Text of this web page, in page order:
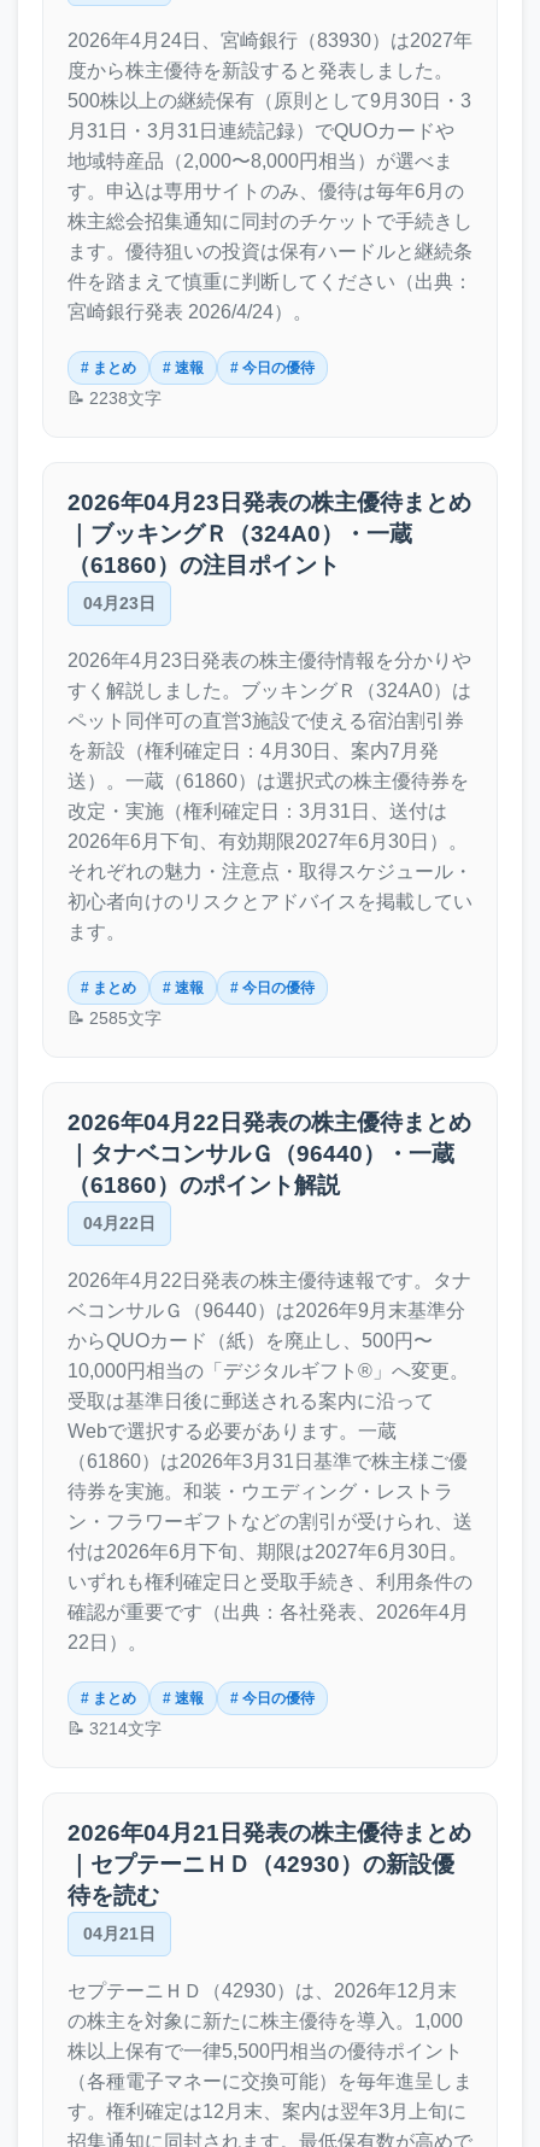
2026年4月24日、宮崎銀行（83930）は2027年
度から株主優待を新設すると発表しました。
500株以上の継続保有（原則として9月30日・3
月31日・3月31日連続記録）でQUOカードや
地域特産品（2,000〜8,000円相当）が選べま
す。申込は専用サイトのみ、優待は毎年6月の
株主総会招集通知に同封のチケットで手続きし
ます。優待狙いの投資は保有ハードルと継続条
件を踏まえて慎重に判断してください（出典：
宮崎銀行発表 2026/4/24）。
# まとめ # 速報 # 今日の優待
📝 2238文字
2026年04月23日発表の株主優待まとめ
｜ブッキングＲ（324A0）・一蔵
（61860）の注目ポイント
04月23日
2026年4月23日発表の株主優待情報を分かりや
すく解説しました。ブッキングＲ（324A0）は
ペット同伴可の直営3施設で使える宿泊割引券
を新設（権利確定日：4月30日、案内7月発
送）。一蔵（61860）は選択式の株主優待券を
改定・実施（権利確定日：3月31日、送付は
2026年6月下旬、有効期限2027年6月30日）。
それぞれの魅力・注意点・取得スケジュール・
初心者向けのリスクとアドバイスを掲載してい
ます。
# まとめ # 速報 # 今日の優待
📝 2585文字
2026年04月22日発表の株主優待まとめ
｜タナベコンサルＧ（96440）・一蔵
（61860）のポイント解説
04月22日
2026年4月22日発表の株主優待速報です。タナ
ベコンサルＧ（96440）は2026年9月末基準分
からQUOカード（紙）を廃止し、500円〜
10,000円相当の「デジタルギフト®」へ変更。
受取は基準日後に郵送される案内に沿って
Webで選択する必要があります。一蔵
（61860）は2026年3月31日基準で株主様ご優
待券を実施。和装・ウエディング・レストラ
ン・フラワーギフトなどの割引が受けられ、送
付は2026年6月下旬、期限は2027年6月30日。
いずれも権利確定日と受取手続き、利用条件の
確認が重要です（出典：各社発表、2026年4月
22日）。
# まとめ # 速報 # 今日の優待
📝 3214文字
2026年04月21日発表の株主優待まとめ
｜セプテーニＨＤ（42930）の新設優
待を読む
04月21日
セプテーニＨＤ（42930）は、2026年12月末
の株主を対象に新たに株主優待を導入。1,000
株以上保有で一律5,500円相当の優待ポイント
（各種電子マネーに交換可能）を毎年進呈しま
す。権利確定は12月末、案内は翌年3月上旬に
招集通知に同封されます。最低保有数が高めで